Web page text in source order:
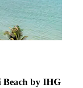
by IHG